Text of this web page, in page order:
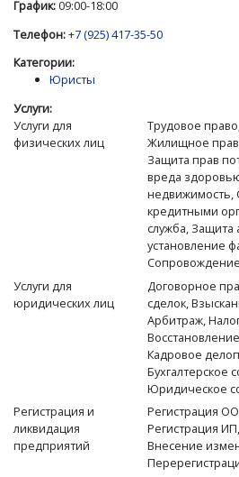
График:09:00-18:00
Телефон:+7 (925) 417-35-50
Категории:
Юристы
Услуги:
Услуги для
физических лиц
Трудовое
Жилищное
Защита прав
вреда
недвижимость,
кредитными
служба, Защита
установление
Услуги для
юридических лиц
Договорное
сделок,
Арбитраж,
Кадровое
Бухгалтерское
Юридическое
Регистрация и
ликвидация
предприятий
Регистрация
Регистрация
Внесение